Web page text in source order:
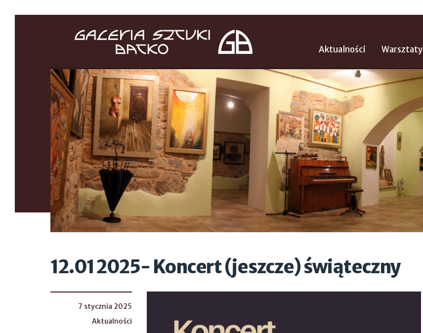
Aktualności Warsztaty
12.01 2025- Koncert (jeszcze) świąteczny
7 stycznia 2025
Aktualności